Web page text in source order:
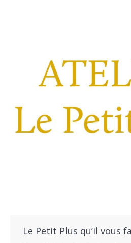
Le Petit Plus qu’il vous